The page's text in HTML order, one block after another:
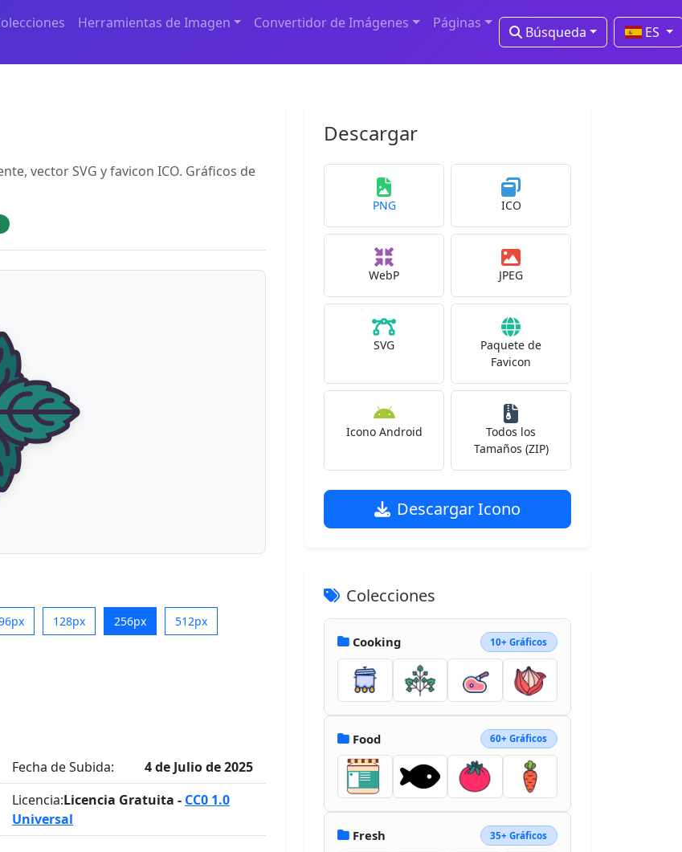
Herramientas de Imagen Convertidor de Imágenes Páginas
Búsqueda ES
vector SVG y favicon ICO. Gráficos de
128px 256px 512px
Fecha de Subida:
4 de Julio de 2025
Licencia:Licencia Gratuita - CC0 1.0
Universal
Descargar
PNG ICO
WebP JPEG
SVG
Paquete de
Favicon
Icono Android
Todos los
Tamaños (ZIP)
Descargar Icono
Colecciones
Cooking 10+ Gráficos
Food 60+ Gráficos
Fresh 35+ Gráficos